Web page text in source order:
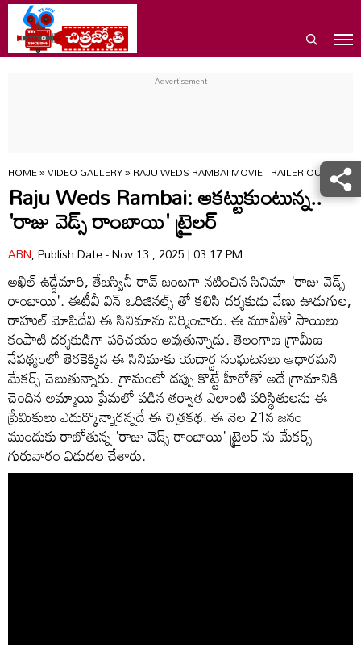
HOME»VIDEO GALLERY»RAJU WEDS RAMBAI MOVIE TRAILER OUT
Raju Weds Rambai: ఆకట్టుకుంటున్న..
'రాజు వెడ్స్ రాంబాయి' ట్రైలర్
ABN, Publish Date - Nov 13 , 2025 | 03:17 PM
అఖిల్ ఉడ్డేమారి, తేజస్వినీ రావ్ జంటగా నటించిన సినిమా 'రాజు వెడ్స్
రాంబాయి'. ఈటీవీ విన్ ఒరిజినల్స్ తో కలిసి దర్శకుడు వేణు ఊడుగుల,
రాహుల్ మోపిదేవి ఈ సినిమాను నిర్మించారు. ఈ మూవీతో సాయిలు
కంపాటి దర్శకుడిగా పరిచయం అవుతున్నాడు. తెలంగాణ గ్రామీణ
నేపథ్యంలో తెరకెక్కిన ఈ సినిమాకు యదార్థ సంఘటనలు ఆధారమని
మేకర్స్ చెబుతున్నారు. గ్రామంలో డప్పు కొట్టే హీరోతో అదే గ్రామానికి
చెందిన అమ్మాయి ప్రేమలో పడిన తర్వాత ఎలాంటి పరిస్థితులను ఈ
ప్రేమికులు ఎదుర్కొన్నారన్నదే ఈ చిత్రకథ. ఈ నెల 21న జనం
ముందుకు రాబోతున్న 'రాజు వెడ్స్ రాంబాయి' ట్రైలర్ ను మేకర్స్
గురువారం విడుదల చేశారు.